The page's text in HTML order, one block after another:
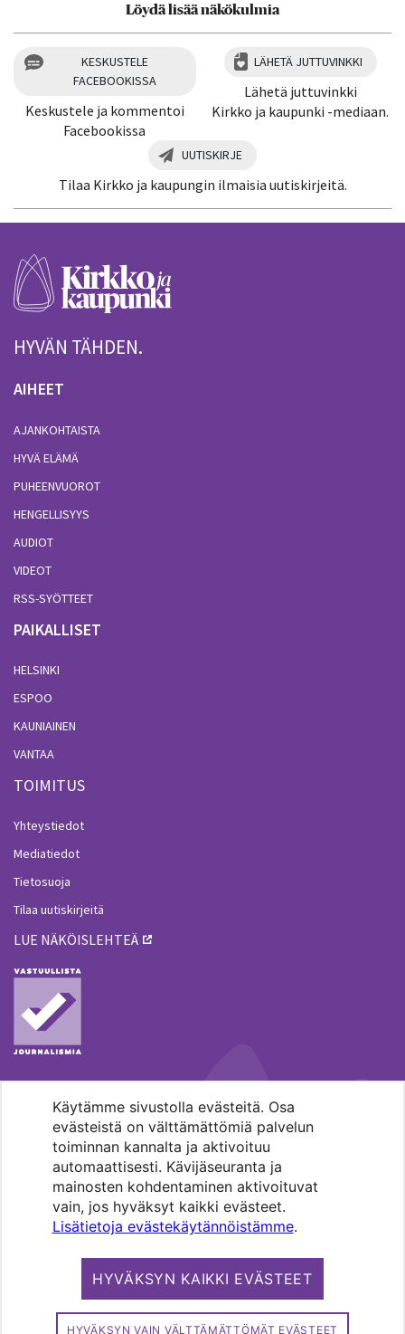
Käytämme sivustolla evästeitä. Osa
evästeistä on välttämättömiä palvelun
toiminnan kannalta ja aktivoituu
automaattisesti. Kävijäseuranta ja
mainosten kohdentaminen aktivoituvat
vain, jos hyväksyt kaikki evästeet.
Lisätietoja evästekäytännöistämme.
HYVÄKSYN KAIKKI EVÄSTEET
HYVÄKSYN VAIN VÄLTTÄMÄTTÖMÄT EVÄSTEET
Löydä lisää näkökulmia
KESKUSTELE
FACEBOOKISSA
Keskustele ja kommentoi
Facebookissa
LÄHETÄ JUTTUVINKKI
Lähetä juttuvinkki
Kirkko ja kaupunki -mediaan.
UUTISKIRJE
Tilaa Kirkko ja kaupungin ilmaisia uutiskirjeitä.
HYVÄN TÄHDEN.
AIHEET
AJANKOHTAISTA
HYVÄ ELÄMÄ
PUHEENVUOROT
HENGELLISYYS
AUDIOT
VIDEOT
RSS-SYÖTTEET
PAIKALLISET
HELSINKI
ESPOO
KAUNIAINEN
VANTAA
TOIMITUS
Yhteystiedot
Mediatiedot
Tietosuoja
Tilaa uutiskirjeitä
LUE NÄKÖISLEHTEÄ
MENOHAKU
Pääkaupunkiseudun evankelis-
luterilaisten seurakuntien media.
Copyright 2026. Kirkko ja kaupunki. All
rights reserved.